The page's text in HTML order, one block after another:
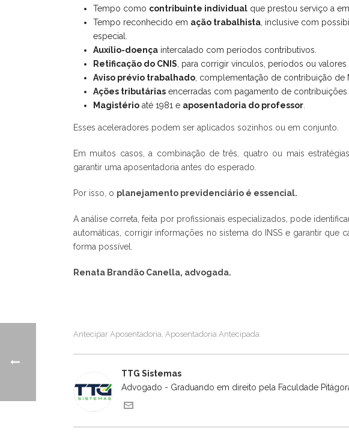
Tempo como contribuinte individualque prestou serviço a
Tempo reconhecido em ação trabalhista, inclusive com
especial.
Auxílio-doençaintercalado com períodos contributivos.
Retificação do CNIS , para corrigir vínculos, períodos ou
Aviso prévio trabalhado, complementação de contribuição de
Ações tributáriasencerradas com pagamento de contribuições
Magistérioaté 1981 e aposentadoria do professor.
Esses aceleradores podem ser aplicados sozinhos ou em conjunto.
Em muitos casos, a combinação de três, quatro ou mais
garantir uma aposentadoria antes do esperado.
Por isso, o planejamento previdenciário é essencial.
A análise correta, feita por profissionais especializados, pode
automáticas, corrigir informações no sistema do INSS e garantir que
forma possível.
Renata Brandão Canella, advogada.
Antecipar Aposentadoria, Aposentadoria Antecipada
TTG Sistemas
Advogado - Graduando em direito pela Faculdade